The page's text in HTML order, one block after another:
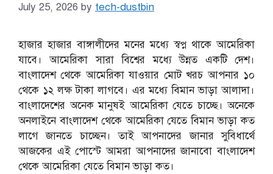
July 25, 2026 by tech-dustbin
হাজার হাজার বাঙ্গালীদের মনের মধ্যে স্বপ্ন থাকে আমেরিকা
যাবে। আমেরিকা সারা বিশ্বের মধ্যে উন্নত একটি দেশ।
বাংলাদেশ থেকে আমেরিকা যাওয়ার মোট খরচ আপনার ১০
থেকে ১২ লক্ষ টাকা লাগবে। এর মধ্যে বিমান ভাড়া আলাদা।
বাংলাদেশের অনেক মানুষই আমেরিকা যেতে চাচ্ছে। অনেকে
অনলাইনে বাংলাদেশ থেকে আমেরিকা যেতে বিমান ভাড়া কত
লাগে জানতে চাচ্ছেন। তাই আপনাদের জানার সুবিধার্থে
আজকের এই পোস্টে আমরা আপনাদের জানাবো বাংলাদেশ
থেকে আমেরিকা যেতে বিমান ভাড়া কত।